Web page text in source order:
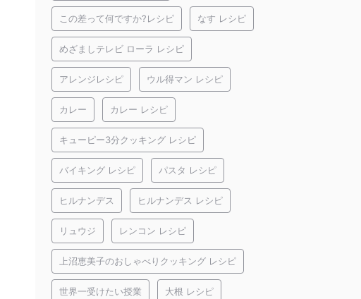
この差って何ですか?レシピ なす レシピ
めざましテレビ ローラ レシピ
アレンジレシピ ウル得マン レシピ
カレー カレー レシピ
キューピー3分クッキング レシピ
バイキング レシピ パスタ レシピ
ヒルナンデス ヒルナンデス レシピ
リュウジ レンコン レシピ
上沼恵美子のおしゃべりクッキング レシピ
世界一受けたい授業 大根 レシピ